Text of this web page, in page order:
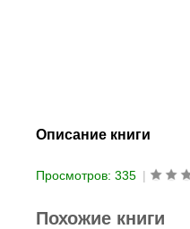
Описание книги
Просмотров: 335 |
Похожие книги